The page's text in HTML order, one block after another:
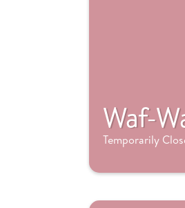
Waf-
Temporarily